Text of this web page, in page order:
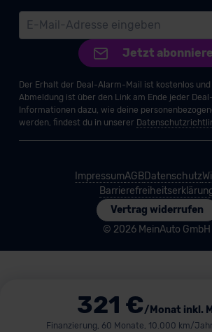
321 €/Monat inkl.
Finanzierung, 60 Monate, 10.000 km/
Jetzt
Der Erhalt der Deal-Alarm-Mail ist kostenlos
Abmeldung ist über den Link am Ende jeder
Informationen dazu, wie deine
werden, findest du in unserer
ImpressumAGBDatenschutz
Vertrag widerrufen
© 2026 MeinAuto GmbH